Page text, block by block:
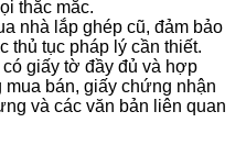
thắc mắc.
nhà lắp ghép cũ, đảm bảo
thủ tục pháp lý cần thiết.
giấy tờ đầy đủ và hợp
bán, giấy chứng nhận
và các văn bản liên quan